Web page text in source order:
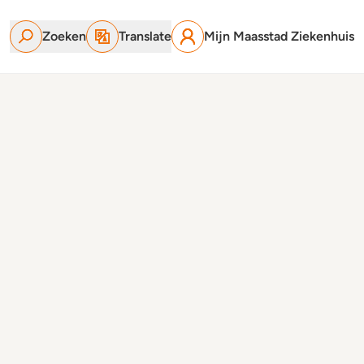
Zoeken Translate Mijn Maasstad Ziekenhuis